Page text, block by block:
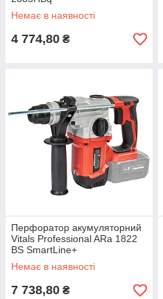
Немає в наявності
4 774,80 ₴
Перфоратор акумуляторний
Vitals Professional ARa 1822
BS SmartLine+
Немає в наявності
7 738,80 ₴